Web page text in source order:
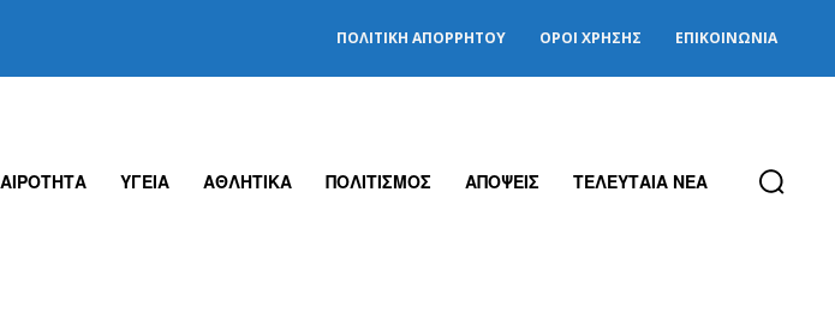
ΠΟΛΙΤΙΚΉ ΑΠΟΡΡΉΤΟΥ ΌΡΟΙ ΧΡΉΣΗΣ ΕΠΙΚΟΙΝΩΝΊΑ
ΥΓΕΙΑ ΑΘΛΗΤΙΚΑ ΠΟΛΙΤΙΣΜΟΣ ΑΠΟΨΕΙΣ ΤΕΛΕΥΤΑΙΑ ΝΕΑ